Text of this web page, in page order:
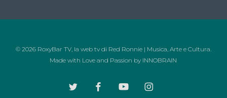
© 2026 RoxyBar TV, la web tv di Red Ronnie | Musica, Arte e Cultura.
Made with Love and Passion by INNOBRAIN
twitter facebookyoutube instagram